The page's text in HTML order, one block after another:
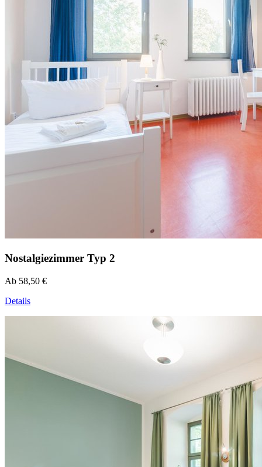
Nostalgiezimmer Typ 2
Ab 58,50 €
Details